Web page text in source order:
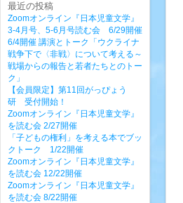
最近の投稿
Zoomオンライン『日本児童文学』
3-4月号、5-6月号読む会 6/29開催
6/4開催 講演とトーク「ウクライナ
戦争下で〈非戦〉について考える～
戦場からの報告と若者たちとのトー
ク」
【会員限定】第11回がっぴょう
研 受付開始！
Zoomオンライン『日本児童文学』
を読む会 2/27開催
「子どもの権利」を考える本でブッ
クトーク 1/22開催
Zoomオンライン『日本児童文学』
を読む会 12/22開催
Zoomオンライン『日本児童文学』
を読む会 8/22開催